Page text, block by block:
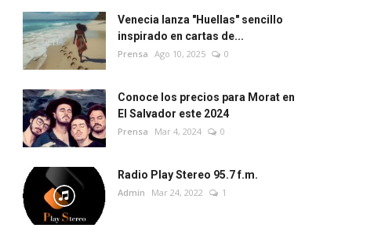
Venecia lanza "Huellas" sencillo
inspirado en cartas de...
Prensa Ago 10, 2025 0
Conoce los precios para Morat en
El Salvador este 2024
Prensa Mar 4, 2024 0
Radio Play Stereo 95.7 f.m.
Admin Mar 24, 2022 1